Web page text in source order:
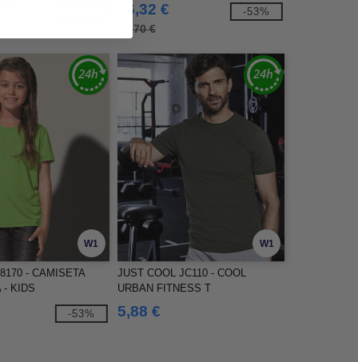
16,32 €
34,70 €
-53%
W1
- CAMISETA
- KIDS
-53%
W1
JUST COOL JC110 - COOL
URBAN FITNESS T
5,88 €